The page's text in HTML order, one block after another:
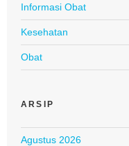
Informasi Obat
Kesehatan
Obat
ARSIP
Agustus 2026